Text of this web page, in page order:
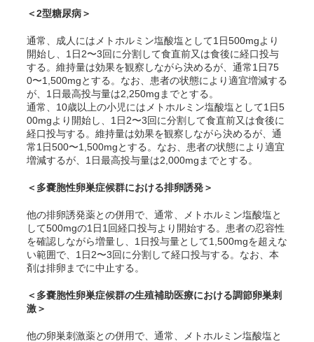
＜2型糖尿病＞
通常、成人にはメトホルミン塩酸塩として1日500mgより
開始し、1日2〜3回に分割して食直前又は食後に経口投与
する。維持量は効果を観察しながら決めるが、通常1日75
0〜1,500mgとする。なお、患者の状態により適宜増減する
が、1日最高投与量は2,250mgまでとする。
通常、10歳以上の小児にはメトホルミン塩酸塩として1日5
00mgより開始し、1日2〜3回に分割して食直前又は食後に
経口投与する。維持量は効果を観察しながら決めるが、通
常1日500〜1,500mgとする。なお、患者の状態により適宜
増減するが、1日最高投与量は2,000mgまでとする。
＜多嚢胞性卵巣症候群における排卵誘発＞
他の排卵誘発薬との併用で、通常、メトホルミン塩酸塩と
して500mgの1日1回経口投与より開始する。患者の忍容性
を確認しながら増量し、1日投与量として1,500mgを超えな
い範囲で、1日2〜3回に分割して経口投与する。なお、本
剤は排卵までに中止する。
＜多嚢胞性卵巣症候群の生殖補助医療における調節卵巣刺
激＞
他の卵巣刺激薬との併用で、通常、メトホルミン塩酸塩と